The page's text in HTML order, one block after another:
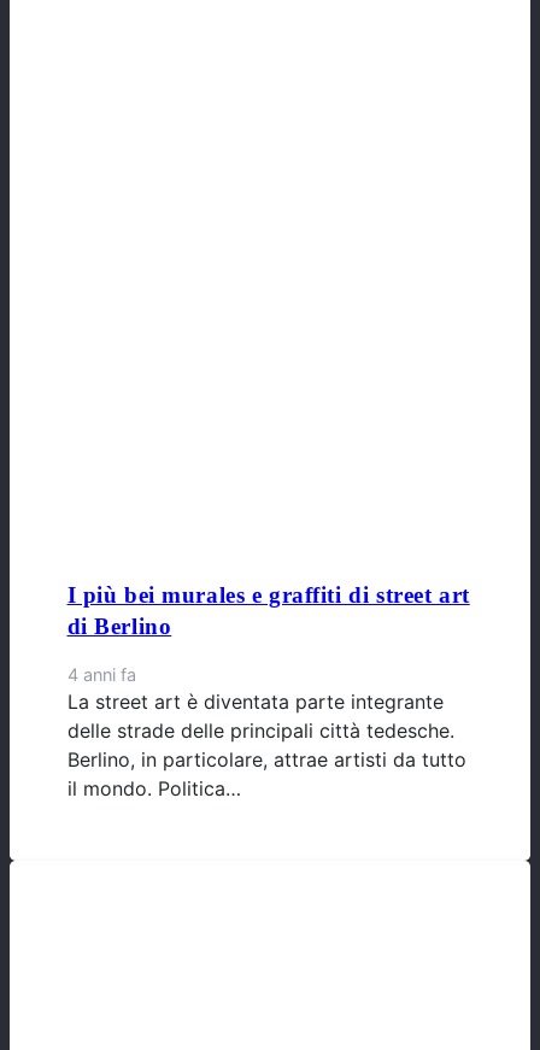
I più bei murales e graffiti di street art
di Berlino
4 anni fa
La street art è diventata parte integrante
delle strade delle principali città tedesche.
Berlino, in particolare, attrae artisti da tutto
il mondo. Politica…